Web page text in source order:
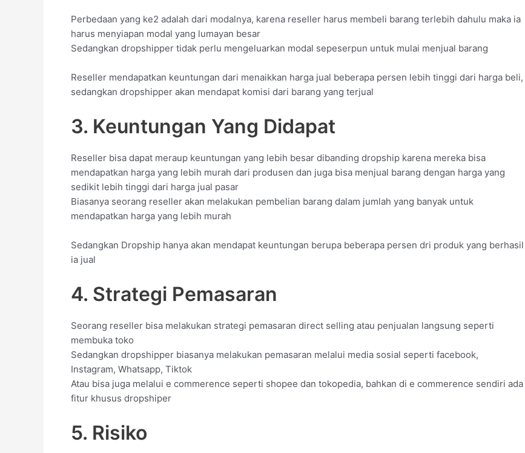
Perbedaan yang ke2 adalah dari modalnya, karena reseller harus membeli barang terlebih dahulu maka ia
harus menyiapan modal yang lumayan besar
Sedangkan dropshipper tidak perlu mengeluarkan modal sepeserpun untuk mulai menjual barang
Reseller mendapatkan keuntungan dari menaikkan harga jual beberapa persen lebih tinggi dari harga beli,
sedangkan dropshipper akan mendapat komisi dari barang yang terjual
3. Keuntungan Yang Didapat
Reseller bisa dapat meraup keuntungan yang lebih besar dibanding dropship karena mereka bisa
mendapatkan harga yang lebih murah dari produsen dan juga bisa menjual barang dengan harga yang
sedikit lebih tinggi dari harga jual pasar
Biasanya seorang reseller akan melakukan pembelian barang dalam jumlah yang banyak untuk
mendapatkan harga yang lebih murah
Sedangkan Dropship hanya akan mendapat keuntungan berupa beberapa persen dri produk yang berhasil
ia jual
4. Strategi Pemasaran
Seorang reseller bisa melakukan strategi pemasaran direct selling atau penjualan langsung seperti
membuka toko
Sedangkan dropshipper biasanya melakukan pemasaran melalui media sosial seperti facebook,
Instagram, Whatsapp, Tiktok
Atau bisa juga melalui e commerence seperti shopee dan tokopedia, bahkan di e commerence sendiri ada
fitur khusus dropshiper
5. Risiko